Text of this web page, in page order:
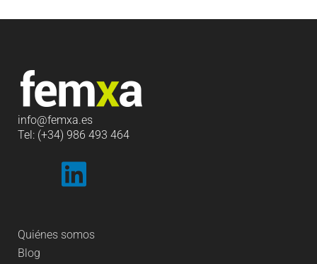
info@femxa.es
Tel: (+34) 986 493 464
Quiénes somos
Blog